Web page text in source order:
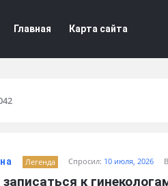
Отзывы
Navigation
Главная Карта сайта
Легенда Спросил: 10 июля, 2026
к